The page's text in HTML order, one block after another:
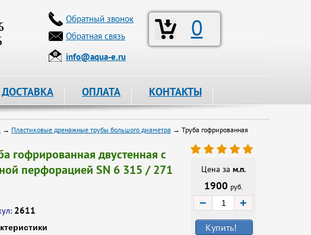
0
Обратный звонок
Обратная связь
info@aqua-e.ru
ДОСТАВКА ОПЛАТА КОНТАКТЫ
→ Пластиковые дренажные трубы большого диаметра → Труба гофрированная
гофрированная двустенная с
перфорацией SN 6 315 / 271
2611
Цена за м.п.
1900 руб.
− +
Купить!